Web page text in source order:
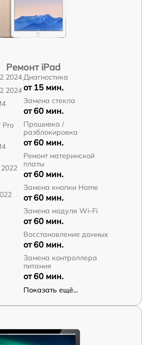
Ремонт iPad
2024
2024
Pro
Диагностика
от 15 мин.
Замена стекла
от 60 мин.
Прошивка /
разблокировка
от 60 мин.
Ремонт материнской
платы
от 60 мин.
Замена кнопки Home
от 60 мин.
Замена модуля Wi-Fi
от 60 мин.
Восстановление данных
от 60 мин.
Замена контроллера
питания
от 60 мин.
Показать ещё...